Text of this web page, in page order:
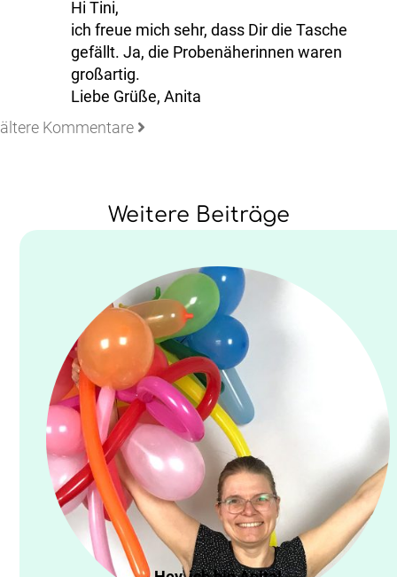
Hi Tini,
ich freue mich sehr, dass Dir die Tasche
gefällt. Ja, die Probenäherinnen waren
großartig.
Liebe Grüße, Anita
ältere Kommentare
Weitere Beiträge